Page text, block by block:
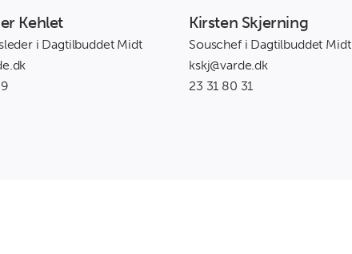
Kehlet
i Dagtilbuddet Midt
Kirsten Skjerning
Souschef i Dagtilbuddet Midt
kskj@varde.dk
23 31 80 31